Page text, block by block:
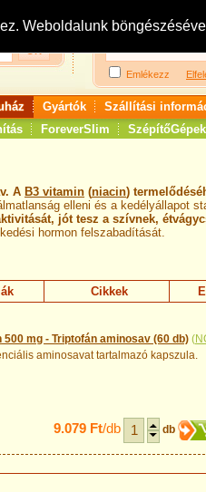
WeboldalunkBejelentkezés:
Emlékezz
Gyártók
Szállítási
ForeverSlim SzépítőGépek
A B3 vitamin (niacin)
elleni és a kedélyállapot
jót tesz a szívnek,
hormon felszabadítását.
Cikkek
500 mg - Triptofán aminosav (60 db) (
aminosavat tartalmazó kapszula.
9.079 Ft/db db